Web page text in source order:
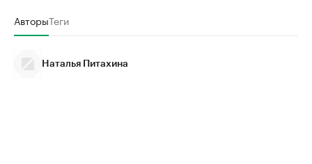
АвторыТеги
Наталья Питахина